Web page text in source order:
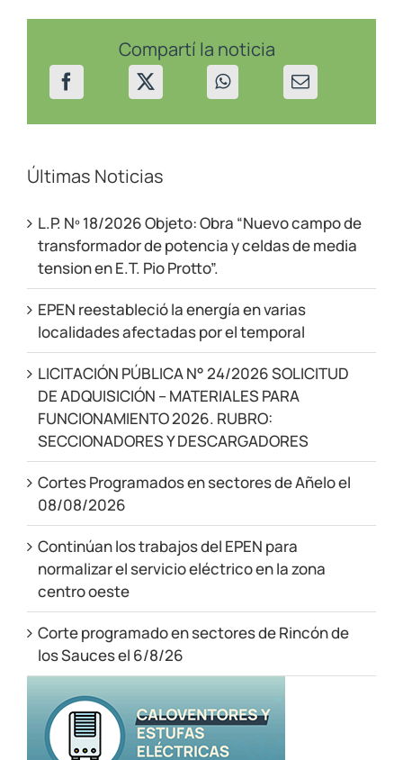
Compartí la noticia
Últimas Noticias
L.P. Nº 18/2026 Objeto: Obra “Nuevo campo de
transformador de potencia y celdas de media
tension en E.T. Pio Protto”.
EPEN reestableció la energía en varias
localidades afectadas por el temporal
LICITACIÓN PÚBLICA N° 24/2026 SOLICITUD
DE ADQUISICIÓN – MATERIALES PARA
FUNCIONAMIENTO 2026. RUBRO:
SECCIONADORES Y DESCARGADORES
Cortes Programados en sectores de Añelo el
08/08/2026
Continúan los trabajos del EPEN para
normalizar el servicio eléctrico en la zona
centro oeste
Corte programado en sectores de Rincón de
los Sauces el 6/8/26